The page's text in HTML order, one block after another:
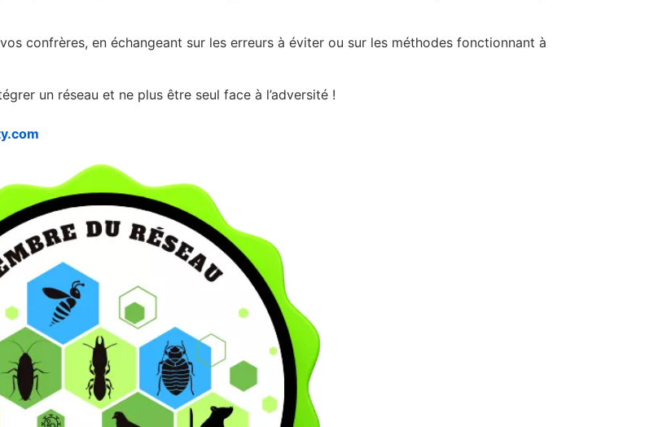
confrères, en échangeant sur les erreurs à éviter ou sur les méthodes fonctionnant à
un réseau et ne plus être seul face à l’adversité !